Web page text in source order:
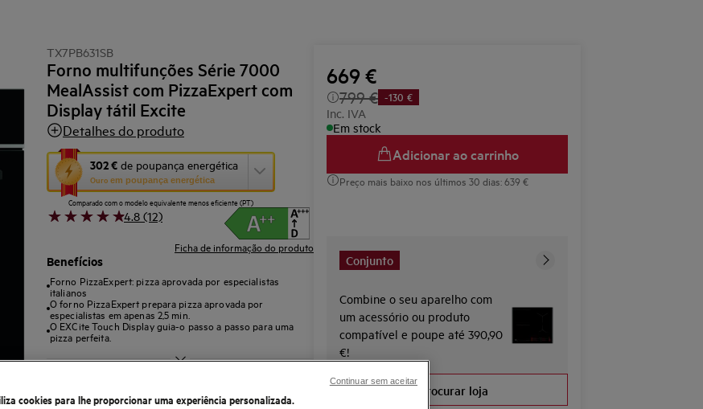
TX7PB631SB
Forno multifunções Série 7000
MealAssist com PizzaExpert com
Display tátil Excite
Detalhes do produto
302 € de poupança energética
Ouro em poupança energética
Esta
ação
abre
de
poupança
energética
Youreko.
Comparado com o modelo equivalente menos eficiente (PT)
4.8 (12)
Ficha de informação do produto
Benefícios
Forno PizzaExpert: pizza aprovada por especialistas
italianos
O forno PizzaExpert prepara pizza aprovada por
especialistas em apenas 2,5 min.
O EXCite Touch Display guia-o passo a passo para uma
pizza perfeita.
669 €
799 € -130 €
Inc. IVA
Em stock
Adicionar ao carrinho
Preço mais baixo nos últimos 30 dias: 639 €
Conjunto
Combine o seu aparelho com
um acessório ou produto
compatível e poupe até 390,90
€!
Procurar loja
cookies para lhe proporcionar uma experiência personalizada.
Continuar sem aceitar